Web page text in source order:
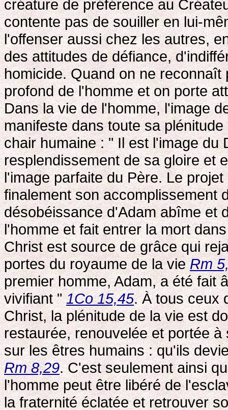
créature de préférence au
contente pas de souiller en lui-
l'offenser aussi chez les autres,
des attitudes de défiance,
homicide. Quand on ne
profond de l'homme et on porte
Dans la vie de l'homme, l'image
manifeste dans toute sa
chair humaine : " Il est l'image du
resplendissement de sa gloire et
l'image parfaite du Père. Le
finalement son accomplissement
désobéissance d'Adam abîme et
l'homme et fait entrer la mort
Christ est source de grâce qui
portes du royaume de la vieRm
premier homme, Adam, a été fait
vivifiant "1Co 15,45. À tous ceux
Christ, la plénitude de la vie est
restaurée, renouvelée et portée
sur les êtres humains : qu'ils
Rm 8,29. C'est seulement ainsi
l'homme peut être libéré de
la fraternité éclatée et retrouver